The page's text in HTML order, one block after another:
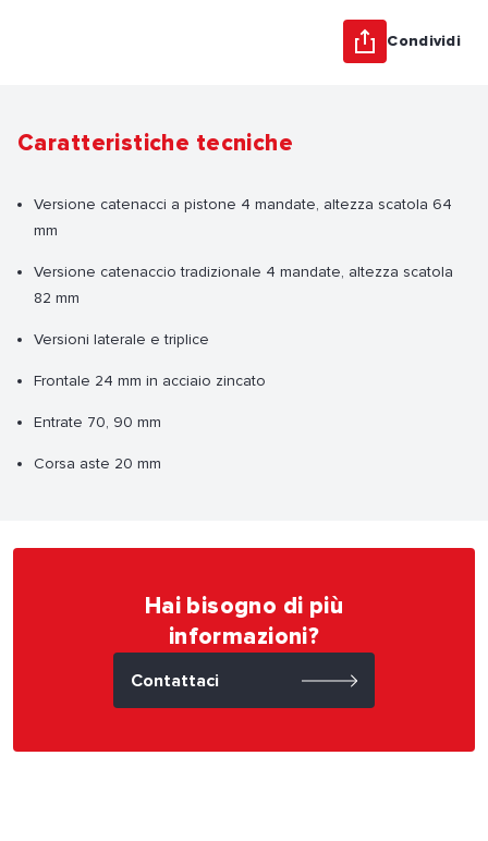
Condividi
Caratteristiche tecniche
Versione catenacci a pistone 4 mandate, altezza scatola 64
mm
Versione catenaccio tradizionale 4 mandate, altezza scatola
82 mm
Versioni laterale e triplice
Frontale 24 mm in acciaio zincato
Entrate 70, 90 mm
Corsa aste 20 mm
Hai bisogno di più
informazioni?
Contattaci